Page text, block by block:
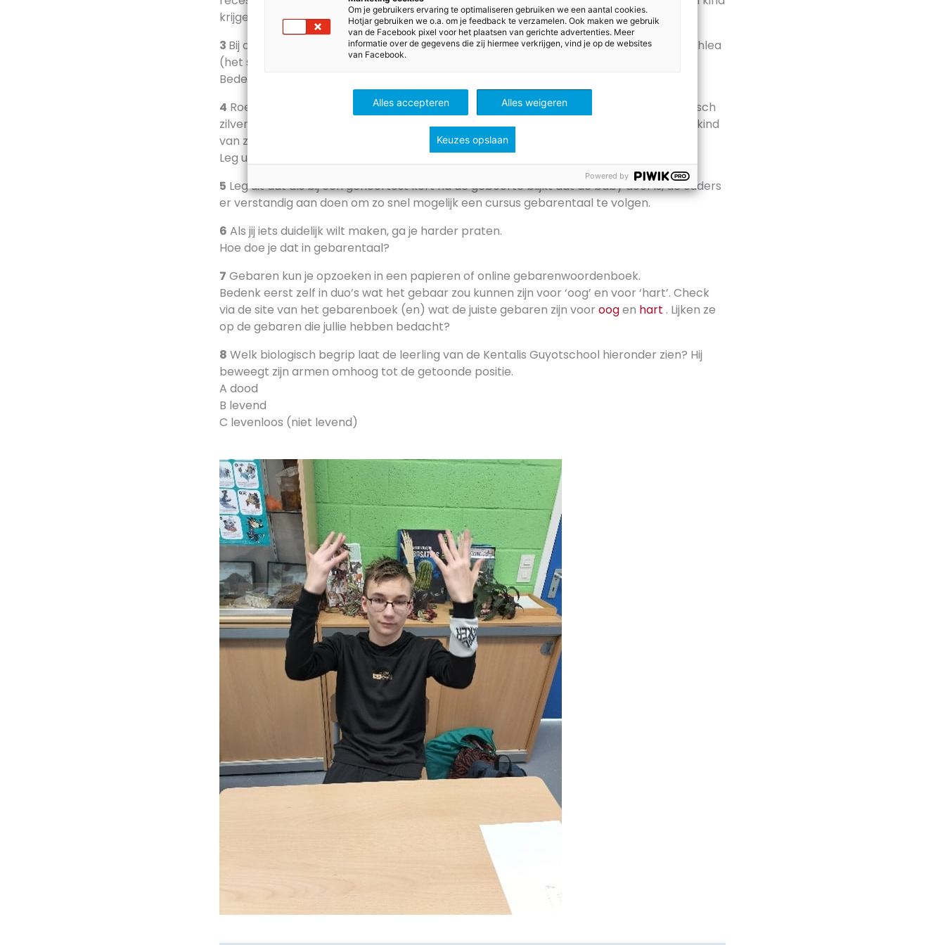
krijgen dat doof is?
3 Bij de mutatie aan het CJB2-gen zit er een fout in een eiwit dat functioneert in de cochlea
(het slakkenhuis) in het oor.
Bedenk wat er fout kan gaan in de cochlea.
4 Roeier Melvin Twellaar (Europees kampioen in de skiff in 2022 en winnaar van Olympisch
zilver in de dubbeltwee in 2024) is niet doof, maar volledig tweetalig. Hij leerde als klein kind
van zijn ouders thuis vooral gebarentaal en vanaf de basisschool vooral Nederlands.
Leg uit hoe dit kan.
5 Leg uit dat als bij een gehoortest kort na de geboorte blijkt dat de baby doof is, de ouders
er verstandig aan doen om zo snel mogelijk een cursus gebarentaal te volgen.
6 Als jij iets duidelijk wilt maken, ga je harder praten.
Hoe doe je dat in gebarentaal?
7 Gebaren kun je opzoeken in een papieren of online gebarenwoordenboek.
Bedenk eerst zelf in duo’s wat het gebaar zou kunnen zijn voor ‘oog’ en voor ‘hart’. Check
via de site van het gebarenboek (en) wat de juiste gebaren zijn voor oogen hart . Lijken ze
op de gebaren die jullie hebben bedacht?
8 Welk biologisch begrip laat de leerling van de Kentalis Guyotschool hieronder zien? Hij
beweegt zijn armen omhoog tot de getoonde positie.
A dood
B levend
C levenloos (niet levend)
Om je gebruikers ervaring te optimaliseren gebruiken we een aantal cookies.
Hotjar gebruiken we o.a. om je feedback te verzamelen. Ook maken we gebruik
van de Facebook pixel voor het plaatsen van gerichte advertenties. Meer
informatie over de gegevens die zij hiermee verkrijgen, vind je op de websites
van Facebook.
Alles accepteren Alles weigeren
Keuzes opslaan
Powered by